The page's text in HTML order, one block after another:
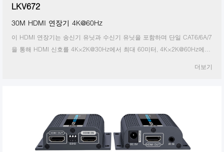
LKV672
30M HDMI 연장기 4K@60Hz
이 HDMI 연장기는 송신기 유닛과 수신기 유닛을 포함하며 단일 CAT6/6A/7
을 통해 HDMI 신호를 4K×2K@30Hz에서 최대 60미터, 4K×2K@60Hz에서
더보기